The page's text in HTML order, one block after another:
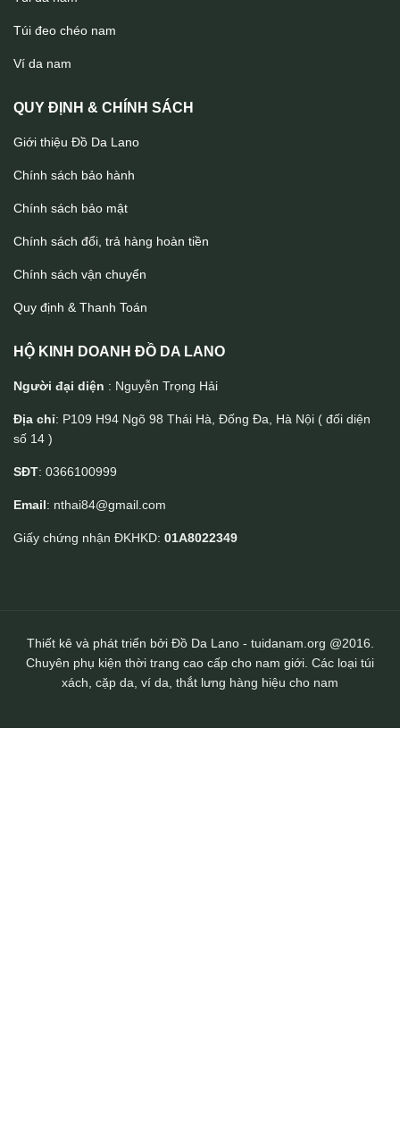
Túi Clutch handmade cầm tay da thật 1 khoá kéo Lano CLTK09
Túi đeo chéo nam
Ví da nam
QUY ĐỊNH & CHÍNH SÁCH
Giới thiệu Đồ Da Lano
Chính sách bảo hành
Chính sách bảo mật
Chính sách đổi, trả hàng hoàn tiền
Chính sách vận chuyển
Quy định & Thanh Toán
HỘ KINH DOANH ĐỒ DA LANO
Người đại diện : Nguyễn Trọng Hải
Địa chỉ: P109 H94 Ngõ 98 Thái Hà, Đống Đa, Hà Nội ( đối diện
số 14 )
SĐT: 0366100999
Email: nthai84@gmail.com
Giấy chứng nhận ĐKHKD: 01A8022349
Thiết kê và phát triển bởi Đồ Da Lano - tuidanam.org @2016.
Chuyên phụ kiện thời trang cao cấp cho nam giới. Các loại túi
xách, cặp da, ví da, thắt lưng hàng hiệu cho nam